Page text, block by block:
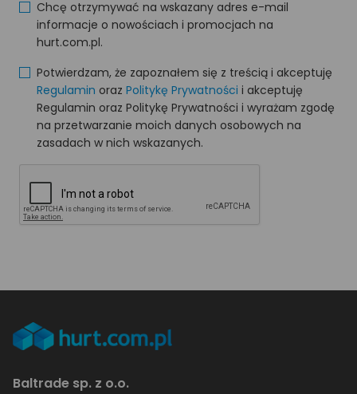
Chcę otrzymywać na wskazany adres e-mail
informacje o nowościach i promocjach na
hurt.com.pl.
Potwierdzam, że zapoznałem się z treścią i akceptuję
Regulamin oraz Politykę Prywatności i akceptuję
Regulamin oraz Politykę Prywatności i wyrażam zgodę
na przetwarzanie moich danych osobowych na
zasadach w nich wskazanych.
Baltrade sp. z o.o.